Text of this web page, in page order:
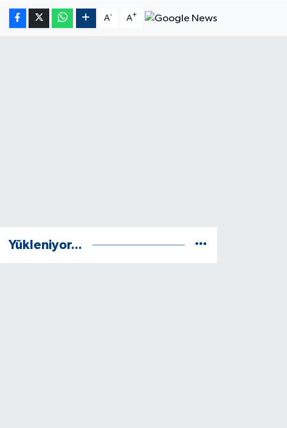
A- A+
Yükleniyor...